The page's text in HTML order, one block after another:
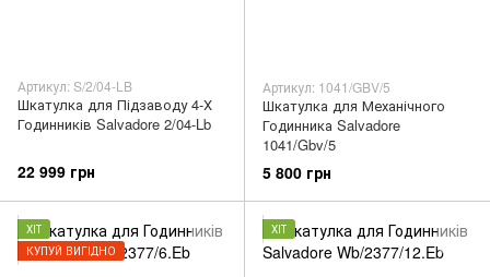
Артикул: S/2/04-LB
Шкатулка для Підзаводу 4-Х
Годинників Salvadore 2/04-Lb
22 999 грн
Артикул: 1041/GBV/5
Шкатулка для Механічного
Годинника Salvadore
1041/Gbv/5
5 800 грн
ХІТ
КУПУЙ ВИГІДНО
ХІТ